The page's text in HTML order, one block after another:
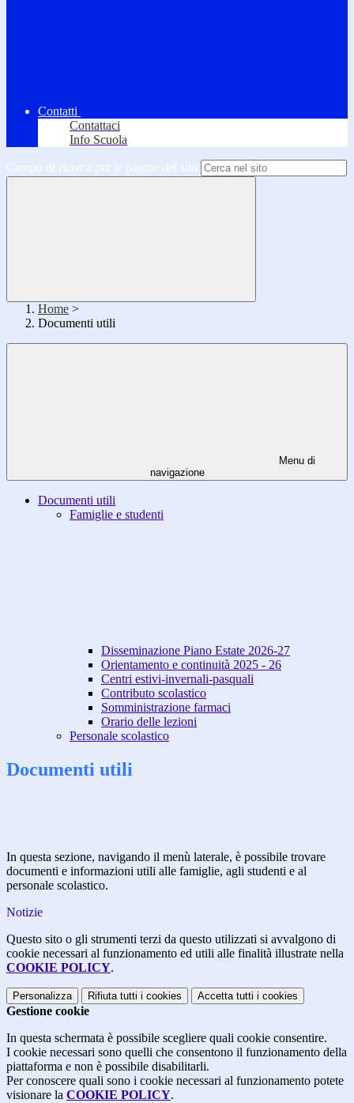
Contatti
Contattaci
Info Scuola
Campo di ricerca per le pagine del sito
Home >
Documenti utili
Menu di
navigazione
Documenti utili
Famiglie e studenti
Disseminazione Piano Estate 2026-27
Orientamento e continuità 2025 - 26
Centri estivi-invernali-pasquali
Contributo scolastico
Somministrazione farmaci
Orario delle lezioni
Personale scolastico
Documenti utili
In questa sezione, navigando il menù laterale, è possibile trovare
documenti e informazioni utili alle famiglie, agli studenti e al
personale scolastico.
Notizie
Questo sito o gli strumenti terzi da questo utilizzati si avvalgono di
cookie necessari al funzionamento ed utili alle finalità illustrate nella
COOKIE POLICY.
Personalizza Rifiuta tutti i cookies Accetta tutti i cookies
Gestione cookie
In questa schermata è possibile scegliere quali cookie consentire.
I cookie necessari sono quelli che consentono il funzionamento della
piattaforma e non è possibile disabilitarli.
Per conoscere quali sono i cookie necessari al funzionamento potete
visionare la COOKIE POLICY.